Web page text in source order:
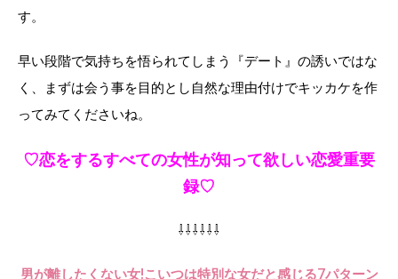
す。
早い段階で気持ちを悟られてしまう『デート』の誘いではな
く、まずは会う事を目的とし自然な理由付けでキッカケを作
ってみてくださいね。
♡恋をするすべての女性が知って欲しい恋愛重要
録♡
⇩⇩⇩⇩⇩⇩
男が離したくない女!こいつは特別な女だと感じる7パターン